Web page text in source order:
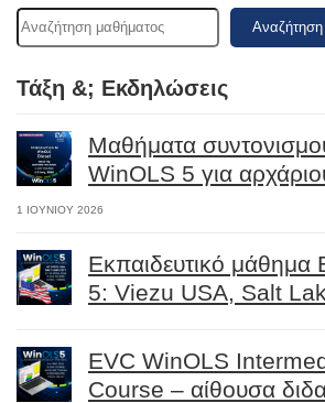
Αναζήτηση
Τάξη &; Εκδηλώσεις
Μαθήματα
WinOLS 5 για
1 ΙΟΥΝΊΟΥ 2026
Εκπαιδευτικό μάθημα
5: Viezu USA, Salt
EVC WinOLS
Course – αίθουσα